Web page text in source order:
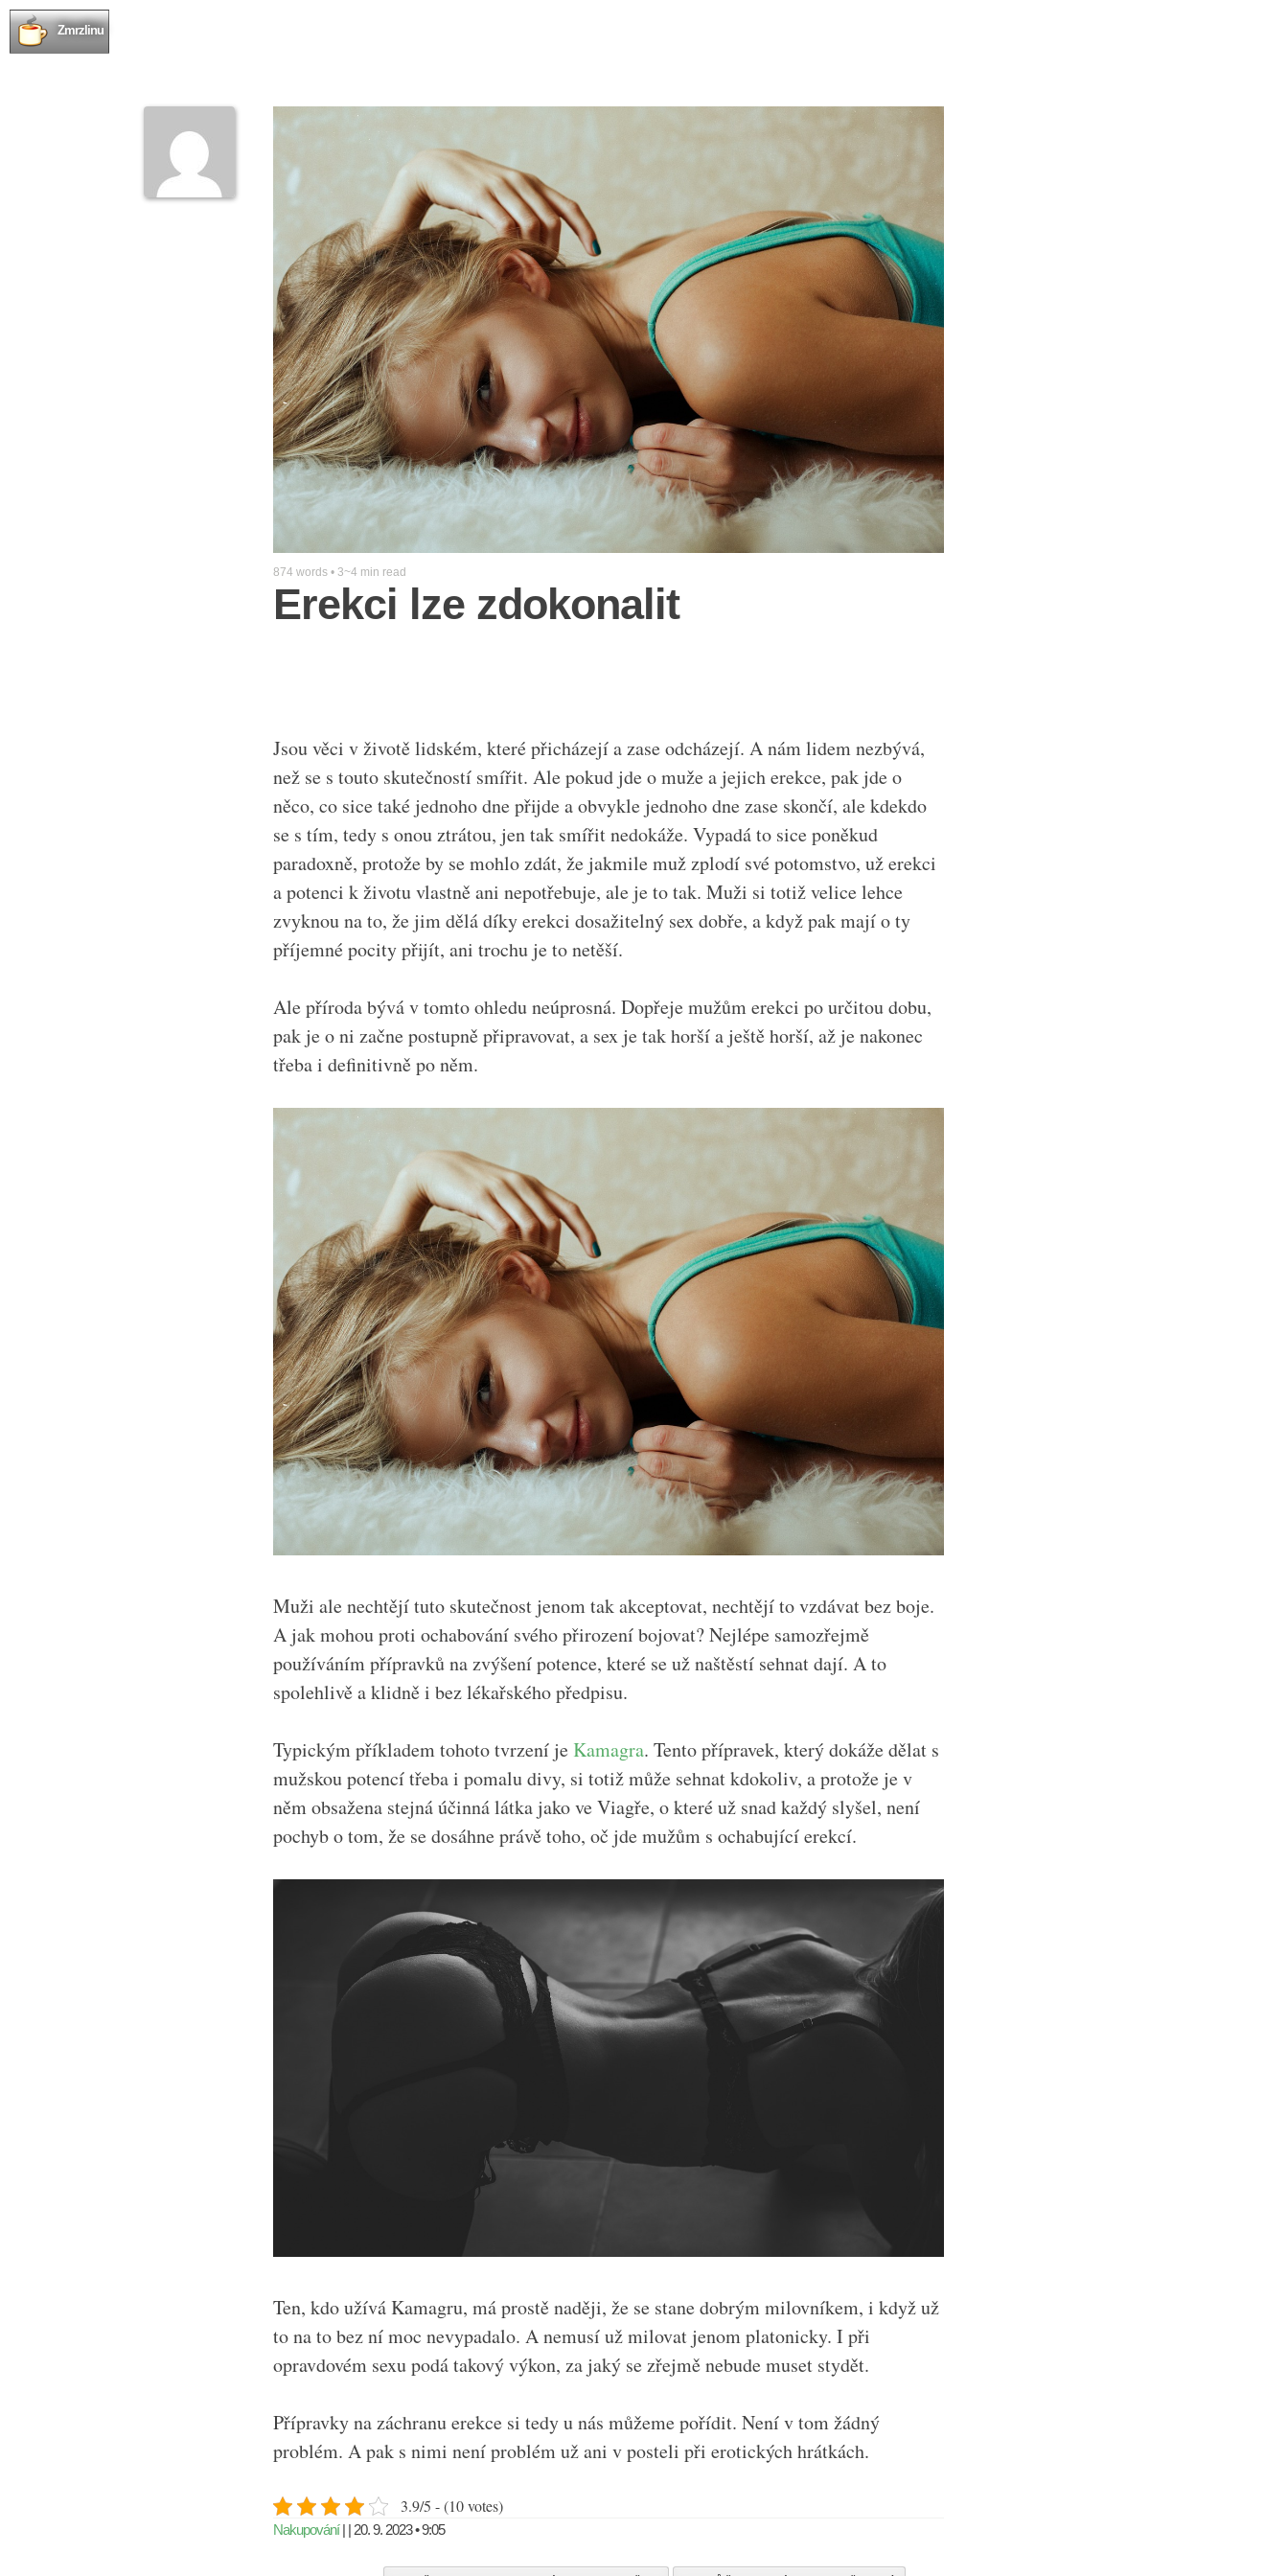
Zmrzlinu
874 words • 3~4 min read
Erekci lze zdokonalit
Jsou věci v životě lidském, které přicházejí a zase odcházejí. A nám lidem nezbývá,
než se s touto skutečností smířit. Ale pokud jde o muže a jejich erekce, pak jde o
něco, co sice také jednoho dne přijde a obvykle jednoho dne zase skončí, ale kdekdo
se s tím, tedy s onou ztrátou, jen tak smířit nedokáže. Vypadá to sice poněkud
paradoxně, protože by se mohlo zdát, že jakmile muž zplodí své potomstvo, už erekci
a potenci k životu vlastně ani nepotřebuje, ale je to tak. Muži si totiž velice lehce
zvyknou na to, že jim dělá díky erekci dosažitelný sex dobře, a když pak mají o ty
příjemné pocity přijít, ani trochu je to netěší.
Ale příroda bývá v tomto ohledu neúprosná. Dopřeje mužům erekci po určitou dobu,
pak je o ni začne postupně připravovat, a sex je tak horší a ještě horší, až je nakonec
třeba i definitivně po něm.
Muži ale nechtějí tuto skutečnost jenom tak akceptovat, nechtějí to vzdávat bez boje.
A jak mohou proti ochabování svého přirození bojovat? Nejlépe samozřejmě
používáním přípravků na zvýšení potence, které se už naštěstí sehnat dají. A to
spolehlivě a klidně i bez lékařského předpisu.
Typickým příkladem tohoto tvrzení je Kamagra. Tento přípravek, který dokáže dělat s
mužskou potencí třeba i pomalu divy, si totiž může sehnat kdokoliv, a protože je v
něm obsažena stejná účinná látka jako ve Viagře, o které už snad každý slyšel, není
pochyb o tom, že se dosáhne právě toho, oč jde mužům s ochabující erekcí.
Ten, kdo užívá Kamagru, má prostě naději, že se stane dobrým milovníkem, i když už
to na to bez ní moc nevypadalo. A nemusí už milovat jenom platonicky. I při
opravdovém sexu podá takový výkon, za jaký se zřejmě nebude muset stydět.
Přípravky na záchranu erekce si tedy u nás můžeme pořídit. Není v tom žádný
problém. A pak s nimi není problém už ani v posteli při erotických hrátkách.
3.9/5 - (10 votes)
Nakupování| | 20. 9. 2023 • 9:05